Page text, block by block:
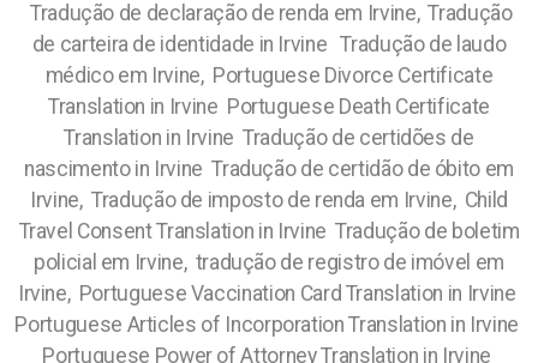
Tradução de declaração de renda em Irvine, Tradução
de carteira de identidade in Irvine Tradução de laudo
médico em Irvine, Portuguese Divorce Certificate
Translation in Irvine Portuguese Death Certificate
Translation in Irvine Tradução de certidões de
nascimento in Irvine Tradução de certidão de óbito em
Irvine, Tradução de imposto de renda em Irvine, Child
Travel Consent Translation in Irvine Tradução de boletim
policial em Irvine, tradução de registro de imóvel em
Irvine, Portuguese Vaccination Card Translation in Irvine
Portuguese Articles of Incorporation Translation in Irvine
Portuguese Power of Attorney Translation in Irvine